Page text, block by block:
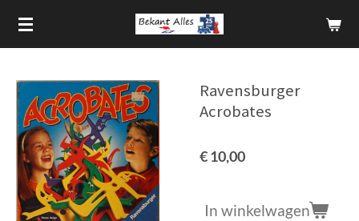
Ga
direct
hoofdinhoud
Ravensburger
Acrobates
€ 10,00
In winkelwagen